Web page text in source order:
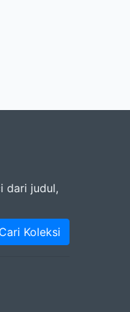
dari judul,
Cari Koleksi